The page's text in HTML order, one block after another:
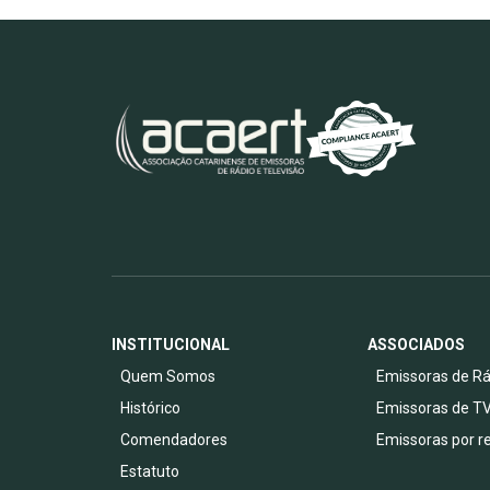
INSTITUCIONAL
Quem Somos
Histórico
Comendadores
Estatuto
ASSOCIADOS
Emissoras de
Emissoras de
Emissoras por